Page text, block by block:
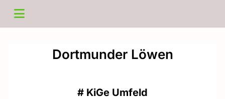
Dortmunder Löwen
# KiGe Umfeld